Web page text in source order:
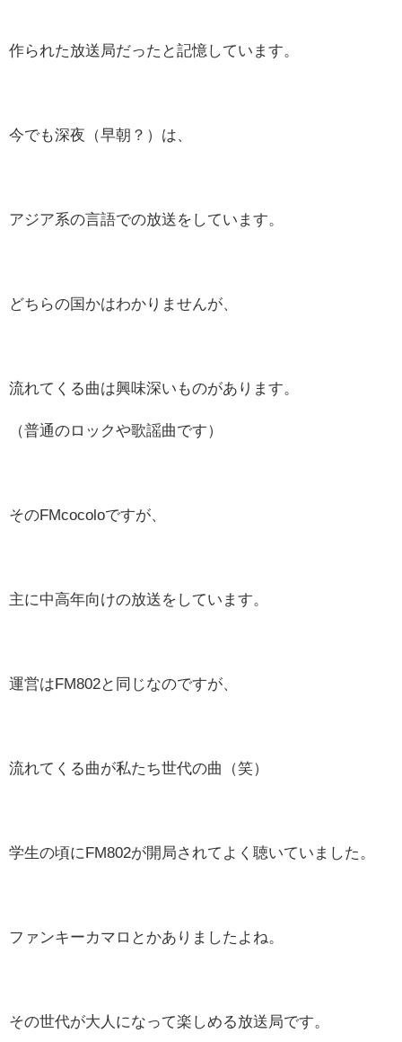
作られた放送局だったと記憶しています。
今でも深夜（早朝？）は、
アジア系の言語での放送をしています。
どちらの国かはわかりませんが、
流れてくる曲は興味深いものがあります。
（普通のロックや歌謡曲です）
そのFMcocoloですが、
主に中高年向けの放送をしています。
運営はFM802と同じなのですが、
流れてくる曲が私たち世代の曲（笑）
学生の頃にFM802が開局されてよく聴いていました。
ファンキーカマロとかありましたよね。
その世代が大人になって楽しめる放送局です。